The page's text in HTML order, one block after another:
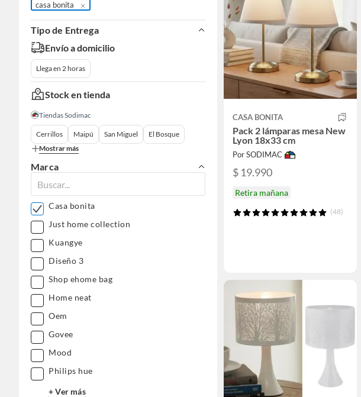
casa bonita
Tipo de Entrega
Envío a domicilio
Llega en 2 horas
Stock en tienda
Tiendas Sodimac
Cerrillos Maipú San Miguel
El Bosque
Mostrar más
Marca
Casa bonita
Just home collection
Kuangye
Diseño 3
Shop ehome bag
Home neat
Oem
Govee
Mood
Philips hue
+ Ver más
CASA BONITA
Pack 2 lámparas mesa New
Lyon 18x33 cm
Por SODIMAC
$ 19.990
Retira mañana
(48)